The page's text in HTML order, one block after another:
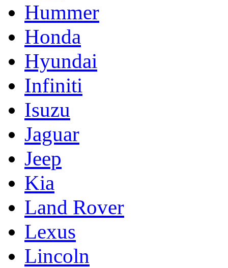
Hummer
Honda
Hyundai
Infiniti
Isuzu
Jaguar
Jeep
Kia
Land Rover
Lexus
Lincoln